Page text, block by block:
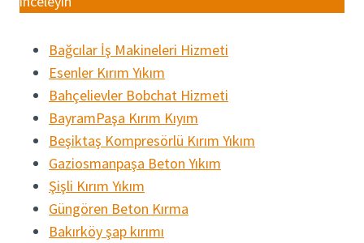
Bağcılar İş Makineleri Hizmeti
Esenler Kırım Yıkım
Bahçelievler Bobchat Hizmeti
BayramPaşa Kırım Kıyım
Beşiktaş Kompresörlü Kırım Yıkım
Gaziosmanpaşa Beton Yıkım
Şişli Kırım Yıkım
Güngören Beton Kırma
Bakırköy şap kırımı